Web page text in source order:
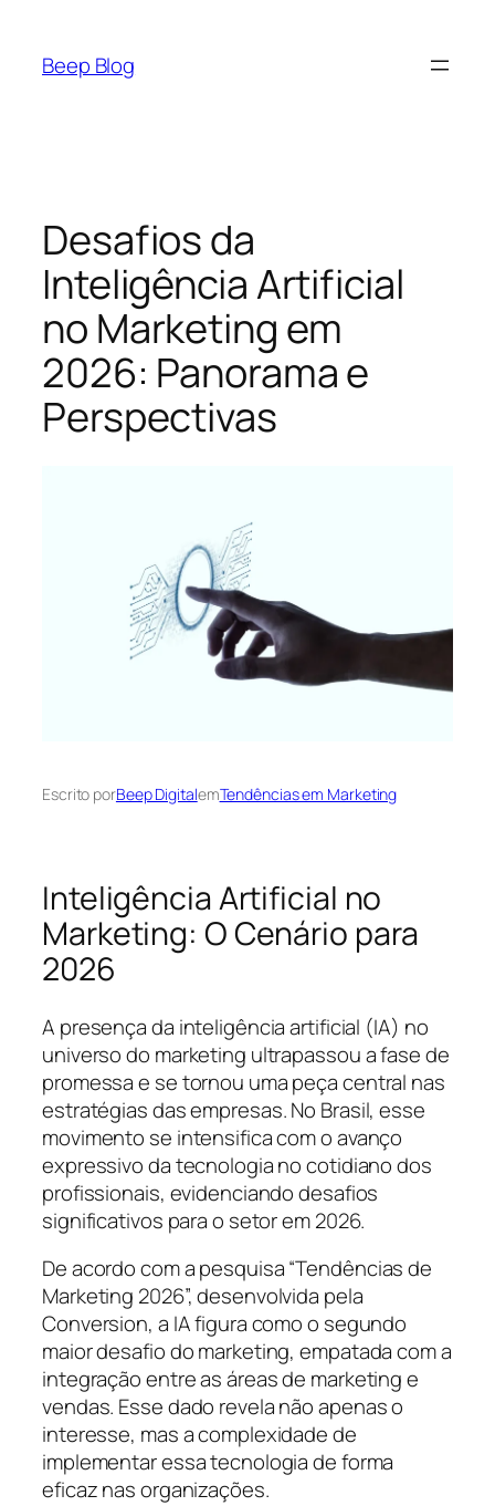
Beep Blog
Desafios da
Inteligência Artificial
no Marketing em
2026: Panorama e
Perspectivas
Escrito porBeep DigitalemTendências em Marketing
Inteligência Artificial no
Marketing: O Cenário para
2026
A presença da inteligência artificial (IA) no
universo do marketing ultrapassou a fase de
promessa e se tornou uma peça central nas
estratégias das empresas. No Brasil, esse
movimento se intensifica com o avanço
expressivo da tecnologia no cotidiano dos
profissionais, evidenciando desafios
significativos para o setor em 2026.
De acordo com a pesquisa “Tendências de
Marketing 2026”, desenvolvida pela
Conversion, a IA figura como o segundo
maior desafio do marketing, empatada com a
integração entre as áreas de marketing e
vendas. Esse dado revela não apenas o
interesse, mas a complexidade de
implementar essa tecnologia de forma
eficaz nas organizações.